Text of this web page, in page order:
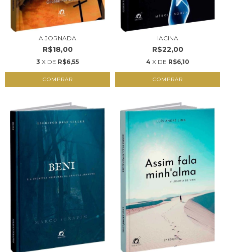
A JORNADA
R$18,00
3 X DE R$6,55
COMPRAR
IACINA
R$22,00
4 X DE R$6,10
COMPRAR